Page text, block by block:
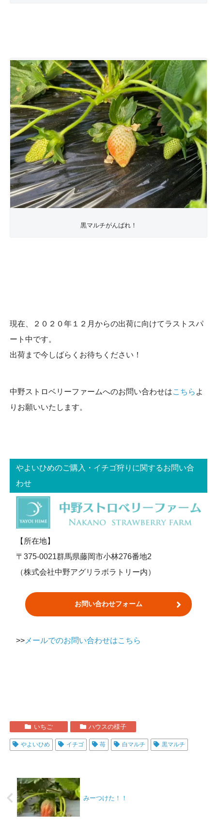
黒マルチがんばれ！
現在、２０２０年１２月からの出荷に向けてラストスパ
ート中です。
出荷まで今しばらくお待ちください！
中野ストロベリーファームへのお問い合わせはこちら よ
りお願いいたします。
やよいひめのご購入・イチゴ狩りに関するお問い合
わせ
【所在地】
〒375-0021群馬県藤岡市小林276番地2
（株式会社中野アグリラボラトリー内）
お問い合わせフォーム
>>メールでのお問い合わせはこちら
いちご ハウスの様子
やよいひめ イチゴ 苺 白マルチ 黒マルチ
みーつけた！！